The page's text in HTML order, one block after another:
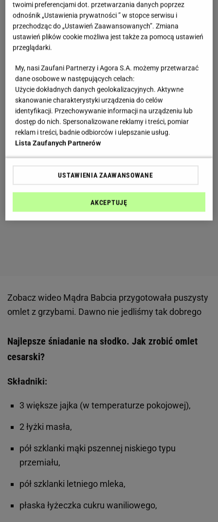
Zobacz wideo Mądra Babcia przygotowała puszysty
omlet z grzybami. Dawno nie jedliśmy tak dobrego
Najlepsze śniadanie na słodko. Jak zrobić omlet
cesarski?
Składniki:
3 większe jajka (w temperaturze pokojowej),
2 łyżki masła,
pół szklanki mąki pszennej niskiego typu
przemiału,
pół szklanki letniego mleka,
płaska łyżeczka cukru waniliowego,
twoimi preferencjami dot. przetwarzania danych poprzez
odnośnik „Ustawienia prywatności ” w stopce serwisu i
przechodząc do „Ustawień Zaawansowanych”. Zmiana
ustawień plików cookie możliwa jest także za pomocą ustawień
przeglądarki.
My, nasi Zaufani Partnerzy i Agora S.A. możemy przetwarzać
dane osobowe w następujących celach:
Użycie dokładnych danych geolokalizacyjnych. Aktywne
skanowanie charakterystyki urządzenia do celów
identyfikacji. Przechowywanie informacji na urządzeniu lub
dostęp do nich. Spersonalizowane reklamy i treści, pomiar
reklam i treści, badnie odbiorców i ulepszanie usług.
Lista Zaufanych Partnerów
USTAWIENIA ZAAWANSOWANE
AKCEPTUJĘ